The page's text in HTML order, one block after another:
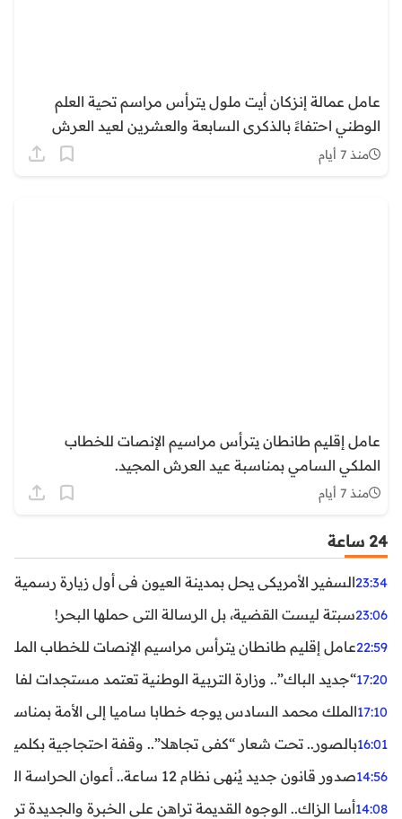
عامل عمالة إنزكان أيت ملول يترأس مراسم تحية العلم
الوطني احتفاءً بالذكرى السابعة والعشرين لعيد العرش
المجيد
منذ 7 أيام
عامل إقليم طانطان يترأس مراسيم الإنصات للخطاب
الملكي السامي بمناسبة عيد العرش المجيد.
منذ 7 أيام
24 ساعة
23:34السفير الأمريكي يحل بمدينة العيون في أول زيارة رسمية
23:06سبتة ليست القضية، بل الرسالة التي حملها البحر!
22:59عامل إقليم طانطان يترأس مراسيم الإنصات للخطاب
17:20“جديد الباك”.. وزارة التربية الوطنية تعتمد مستجدات
17:10الملك محمد السادس يوجه خطابا ساميا إلى الأمة بمناسبة الذكرى الـ27
16:01بالصور.. تحت شعار “كفى تجاهلا”.. وقفة احتجاجية بكلميم
14:56صدور قانون جديد يُنهي نظام 12 ساعة.. أعوان الحراسة الخاصة يستفيدون من المدة القانونية للشغل
14:08أسا الزاك.. الوجوه القديمة تراهن على الخبرة والجديدة